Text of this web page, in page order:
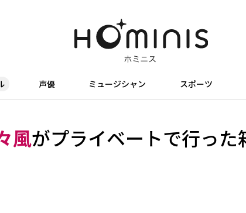
声優 ミュージシャン スポーツ
風がプライベートで行った